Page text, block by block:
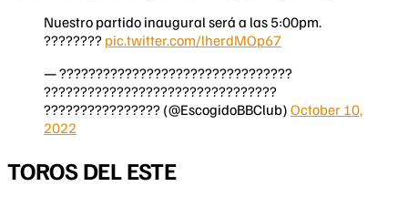
Nuestro partido inaugural será a las 5:00pm.
???????? pic.twitter.com/lherdMOp67
— ????????????????????????????????
????????????????????????????????
???????????????? (@EscogidoBBClub) October 10,
2022
TOROS DEL ESTE